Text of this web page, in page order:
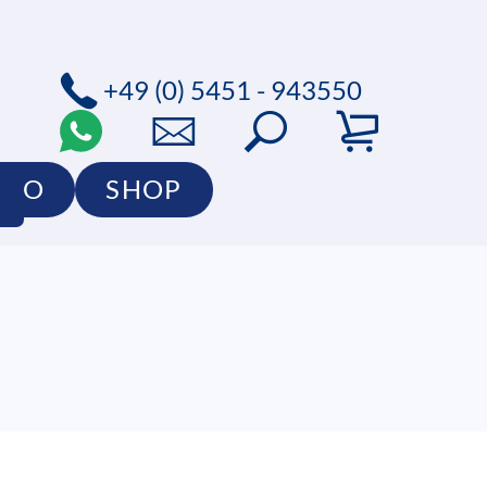
SHOP
+49 (0) 5451 - 943550